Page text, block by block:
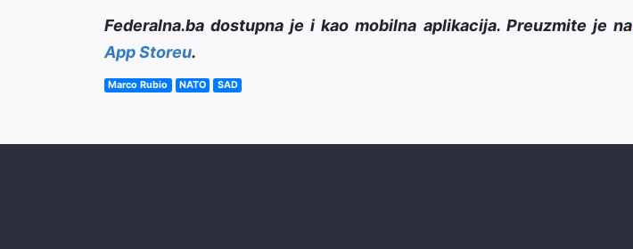
Federalna.ba dostupna je i kao mobilna aplikacija. Preuzmite je na
App Storeu.
Marco Rubio NATO SAD